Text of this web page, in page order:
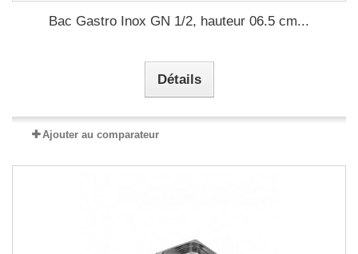
Bac Gastro Inox GN 1/2, hauteur 06.5 cm...
Détails
Ajouter au comparateur